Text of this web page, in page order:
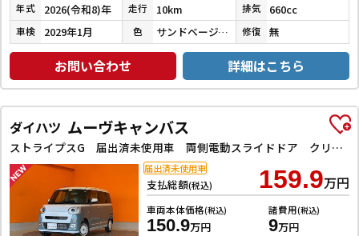
年式 2026(令和8)年 走行 10km 排気 660cc
車検 2029年1月 色 サンドベージュメタリック／シャイニングホワイトパール 修復 無
お問い合わせ 詳細はこちら
ダイハツ ムーヴキャンバス
ストライプスG 届出済未使用車 両側電動スライドドア クリアランスソナー レーンアシスト 衝突被害軽減システム オートライト LEDヘッドランプ スマートキー アイドリングストップ 電動格納ミラー シートヒーター
支払総額(税込) 159.9万円
車両本体価格(税込)
150.9万円
諸費用(税込)
9万円
届出済未使用車